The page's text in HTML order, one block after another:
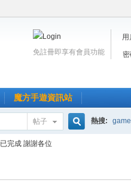
用
免註冊即享有會員功能
魔方手遊資訊站
帖子 熱搜:
已完成 謝謝各位